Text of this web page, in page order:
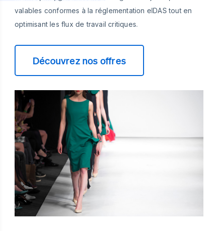
valables conformes à la réglementation eIDAS tout en
optimisant les flux de travail critiques.
Découvrez nos offres